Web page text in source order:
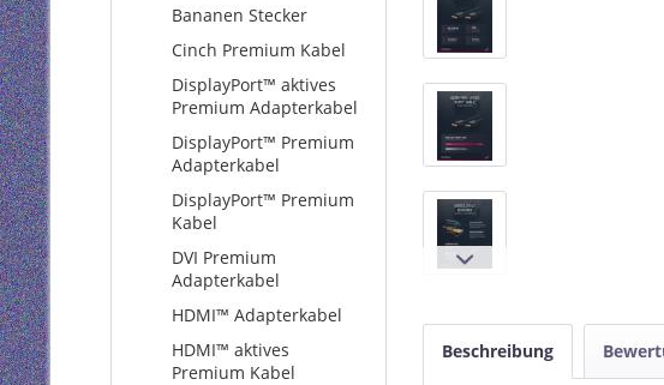
Bananen Stecker
Cinch Premium Kabel
DisplayPort™ aktives
Premium Adapterkabel
DisplayPort™ Premium
Adapterkabel
DisplayPort™ Premium
Kabel
DVI Premium
Adapterkabel
HDMI™ Adapterkabel
HDMI™ aktives
Premium Kabel
Beschreibung